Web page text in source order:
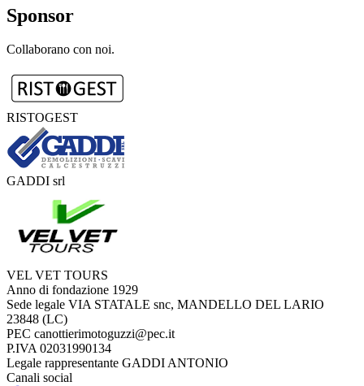
Sponsor
Collaborano con noi.
RISTOGEST
GADDI srl
VEL VET TOURS
Anno di fondazione 1929
Sede legale VIA STATALE snc, MANDELLO DEL LARIO
23848 (LC)
PEC canottierimotoguzzi@pec.it
P.IVA 02031990134
Legale rappresentante GADDI ANTONIO
Canali social